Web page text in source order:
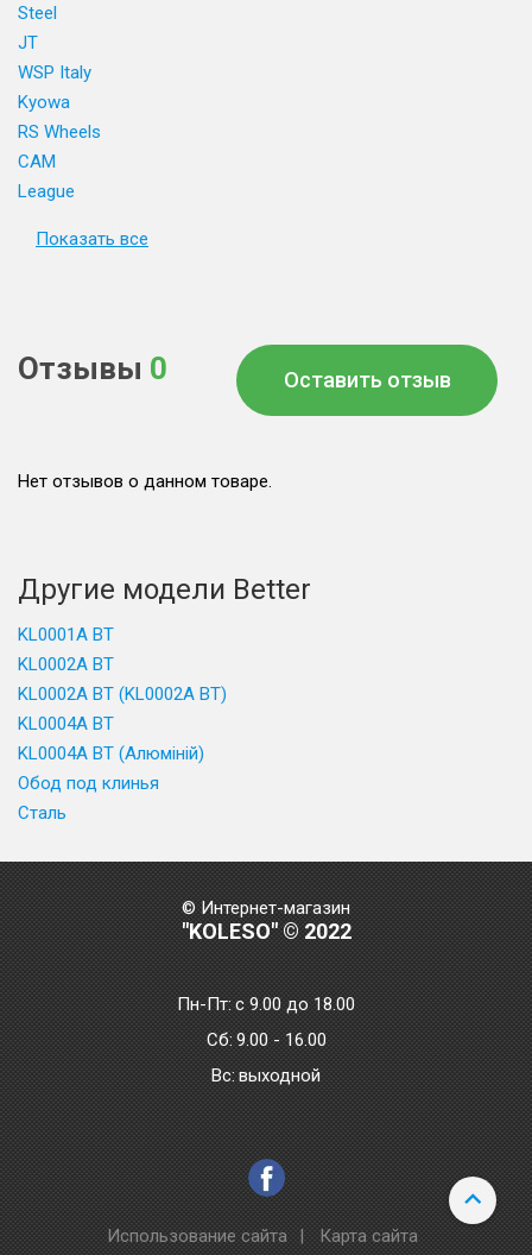
Steel
JT
WSP Italy
Kyowa
RS Wheels
CAM
League
Показать все
Отзывы 0 Оставить отзыв
Нет отзывов о данном товаре.
Другие модели Better
KL0001A BT
KL0002A BT
KL0002A BT (KL0002A BT)
KL0004A BT
KL0004A BT (Алюміній)
Обод под клинья
Сталь
© Интернет-магазин
"KOLESO" © 2022
Пн-Пт:с 9.00 до 18.00
Сб: 9.00 - 16.00
Bc: выходной
Использование сайта | Карта сайта